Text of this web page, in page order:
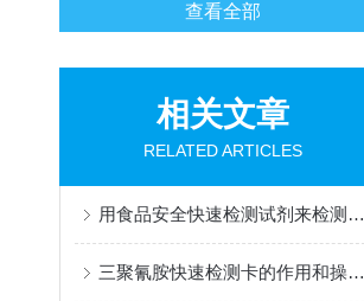
查看全部
相关文章
RELATED ARTICLES
用食品安全快速检测试剂来检测食品的安全问题
三聚氰胺快速检测卡的作用和操作方法介绍